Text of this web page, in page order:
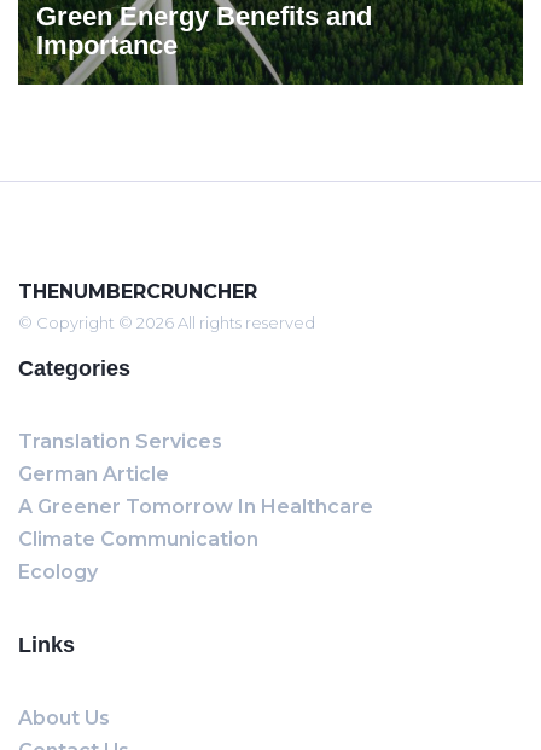
Green Energy Benefits and
Importance
THENUMBERCRUNCHER
© Copyright © 2026 All rights reserved
Categories
Translation Services
German Article
A Greener Tomorrow In Healthcare
Climate Communication
Ecology
Links
About Us